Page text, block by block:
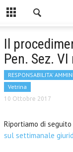
Il
Pen. Sez.
RESPONSABILITA'
Vetrina
10 Ottobre 2017
Riportiamo di
sul settimanale